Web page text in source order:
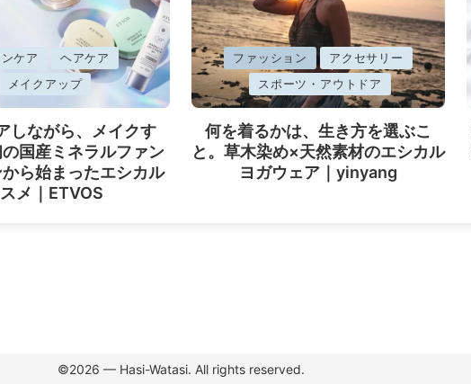
ケア
ヘアケア
メイクアップ
しながら、メイクす
国産ミネラルファン
ら始まったエシカル
メ｜ETVOS
に
掲
載
済
み
ファッション
アクセサリー
スポーツ・アウトドア
何を着るかは、生き方を選ぶこ
と。草木染め×天然素材のエシカル
ヨガウェア｜yinyang
©︎2026 — Hasi-Watasi. All rights reserved.